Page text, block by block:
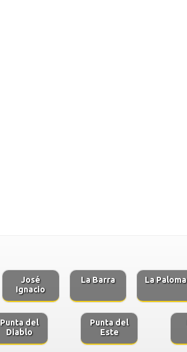
José
Ignacio
La Barra La Paloma
Punta del
Diablo
Punta del
Este